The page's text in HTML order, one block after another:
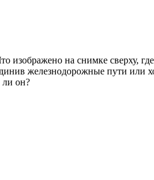
на снимке сверху,
железнодорожные пути
ли он?